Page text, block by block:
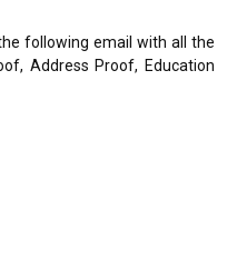
following email with all the
Address Proof, Education